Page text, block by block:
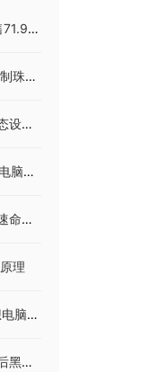
乘联会：1月1-15日乘用车市场零售71.9万辆:世界资讯
水利部调度水库向珠江下游补水 压制珠江河口咸潮:全球时讯
休眠快捷键如何设置？键盘休眠状态设置技巧
win7家庭高级版需什么硬件配置？电脑上运行win7需要满足的7点配置
测试网速的三种方法是什么？测网速命令是什么？
理
联想z500如何进入bios模式？联想电脑进入bios的步骤
电脑启动黑屏怎么回事？电脑启动后黑屏解决方法